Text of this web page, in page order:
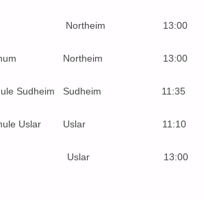
Northeim 13:00
Northeim 13:00
Schule Sudheim Sudheim 11:35
Schule Uslar Uslar 11:10
Uslar Uslar 13:00